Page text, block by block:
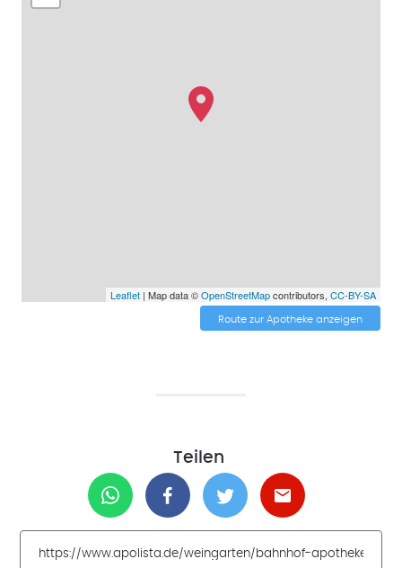
Leaflet| Map data ©OpenStreetMapcontributors, CC-BY-SA
Route zur Apotheke anzeigen
Teilen